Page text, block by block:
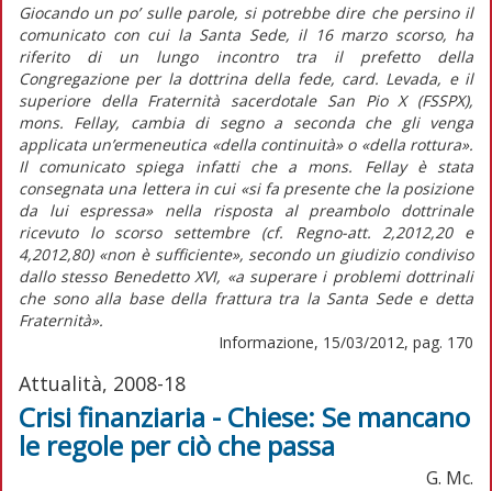
Giocando un po’ sulle parole, si potrebbe dire che persino il
comunicato con cui la Santa Sede, il 16 marzo scorso, ha
riferito di un lungo incontro tra il prefetto della
Congregazione per la dottrina della fede, card. Levada, e il
superiore della Fraternità sacerdotale San Pio X (FSSPX),
mons. Fellay, cambia di segno a seconda che gli venga
applicata un’ermeneutica «della continuità» o «della rottura».
Il comunicato spiega infatti che a mons. Fellay è stata
consegnata una lettera in cui «si fa presente che la posizione
da lui espressa» nella risposta al preambolo dottrinale
ricevuto lo scorso settembre (cf. Regno-att. 2,2012,20 e
4,2012,80) «non è sufficiente», secondo un giudizio condiviso
dallo stesso Benedetto XVI, «a superare i problemi dottrinali
che sono alla base della frattura tra la Santa Sede e detta
Fraternità».
Informazione, 15/03/2012, pag. 170
Attualità, 2008-18
Crisi finanziaria - Chiese: Se mancano
le regole per ciò che passa
G. Mc.